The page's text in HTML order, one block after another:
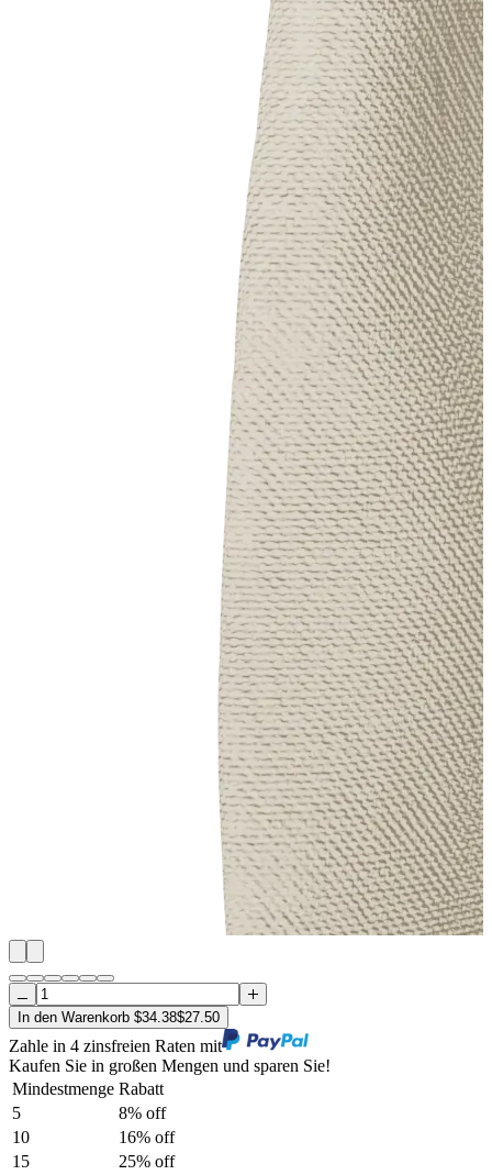
In den Warenkorb $34.38$27.50
Zahle in 4 zinsfreien Raten mit
Kaufen Sie in großen Mengen und sparen Sie!
Mindestmenge Rabatt
5
8% off
10
16% off
15
25% off